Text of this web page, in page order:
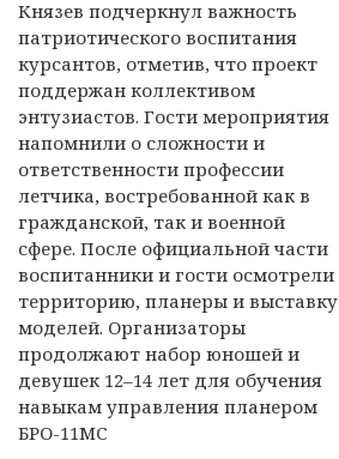
Князев подчеркнул важность
патриотического воспитания
курсантов, отметив, что проект
поддержан коллективом
энтузиастов. Гости мероприятия
напомнили о сложности и
ответственности профессии
летчика, востребованной как в
гражданской, так и военной
сфере. После официальной части
воспитанники и гости осмотрели
территорию, планеры и выставку
моделей. Организаторы
продолжают набор юношей и
девушек 12–14 лет для обучения
навыкам управления планером
БРО-11МС